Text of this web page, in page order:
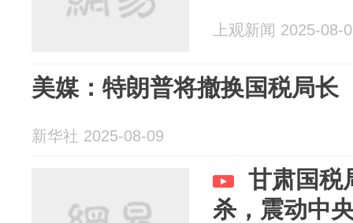
上观新闻 2025-08-
美媒：特朗普将撤换国税局
新华社 2025-08-09
甘肃国税
杀，震动中